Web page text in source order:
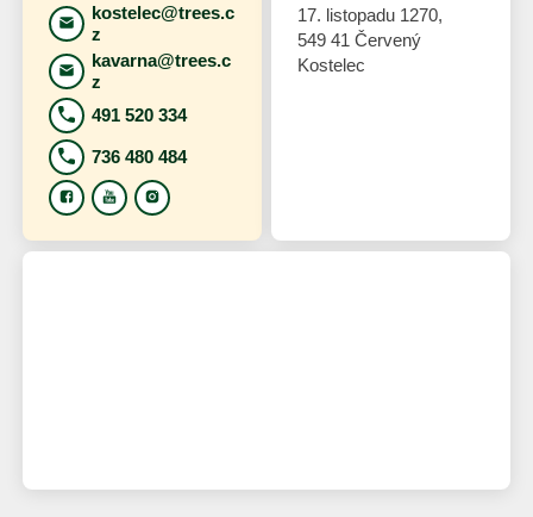
kostelec@trees.c
z
kavarna@trees.c
z
491 520 334
736 480 484
17. listopadu 1270,
549 41 Červený
Kostelec